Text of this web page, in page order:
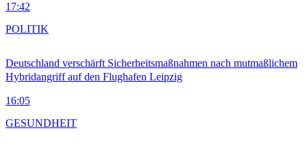
17:42
Deutschland verschärft Sicherheitsmaßnahmen nach mutmaßlichem
Hybridangriff auf den Flughafen Leipzig
16:05
POLITIK
GESUNDHEIT